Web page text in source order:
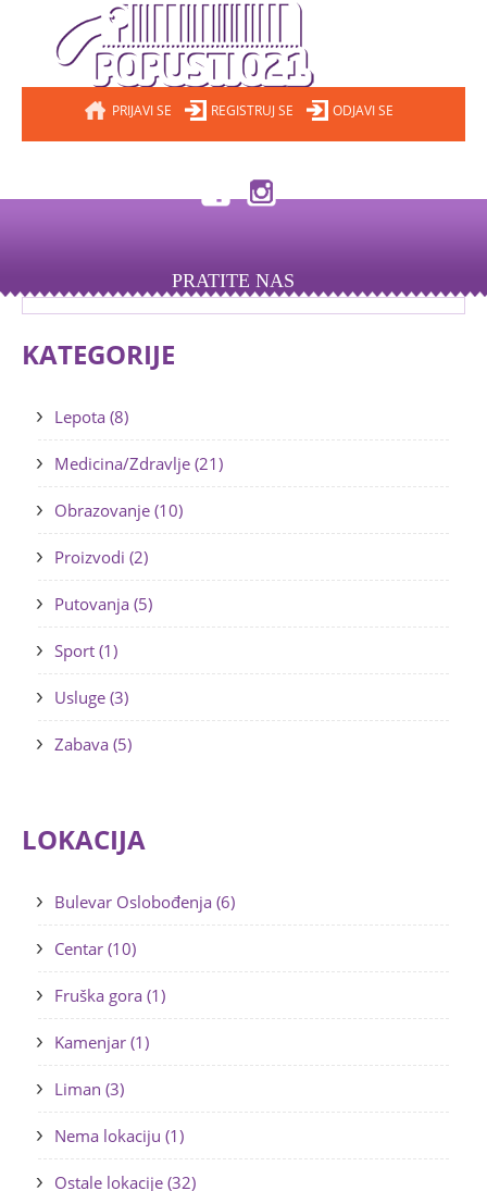
PRIJAVI SE REGISTRUJ SE ODJAVI SE
PRATITE NAS
KATEGORIJE
Lepota (8)
Medicina/Zdravlje (21)
Obrazovanje (10)
Proizvodi (2)
Putovanja (5)
Sport (1)
Usluge (3)
Zabava (5)
LOKACIJA
Bulevar Oslobođenja (6)
Centar (10)
Fruška gora (1)
Kamenjar (1)
Liman (3)
Nema lokaciju (1)
Ostale lokacije (32)